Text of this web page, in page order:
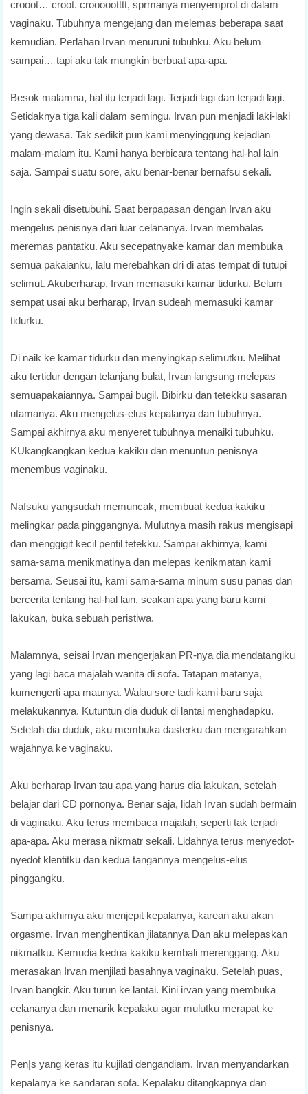
crooot… croot. croooootttt, sprmanya menyemprot di dalam
vaginaku. Tubuhnya mengejang dan melemas beberapa saat
kemudian. Perlahan Irvan menuruni tubuhku. Aku belum
sampai… tapi aku tak mungkin berbuat apa-apa.
Besok malamna, hal itu terjadi lagi. Terjadi lagi dan terjadi lagi.
Setidaknya tiga kali dalam semingu. Irvan pun menjadi laki-laki
yang dewasa. Tak sedikit pun kami menyinggung kejadian
malam-malam itu. Kami hanya berbicara tentang hal-hal lain
saja. Sampai suatu sore, aku benar-benar bernafsu sekali.
Ingin sekali disetubuhi. Saat berpapasan dengan Irvan aku
mengelus penisnya dari luar celananya. Irvan membalas
meremas pantatku. Aku secepatnyake kamar dan membuka
semua pakaianku, lalu merebahkan dri di atas tempat di tutupi
selimut. Akuberharap, Irvan memasuki kamar tidurku. Belum
sempat usai aku berharap, Irvan sudeah memasuki kamar
tidurku.
Di naik ke kamar tidurku dan menyingkap selimutku. Melihat
aku tertidur dengan telanjang bulat, Irvan langsung melepas
semuapakaiannya. Sampai bugil. Bibirku dan tetekku sasaran
utamanya. Aku mengelus-elus kepalanya dan tubuhnya.
Sampai akhirnya aku menyeret tubuhnya menaiki tubuhku.
KUkangkangkan kedua kakiku dan menuntun penisnya
menembus vaginaku.
Nafsuku yangsudah memuncak, membuat kedua kakiku
melingkar pada pinggangnya. Mulutnya masih rakus mengisapi
dan menggigit kecil pentil tetekku. Sampai akhirnya, kami
sama-sama menikmatinya dan melepas kenikmatan kami
bersama. Seusai itu, kami sama-sama minum susu panas dan
bercerita tentang hal-hal lain, seakan apa yang baru kami
lakukan, buka sebuah peristiwa.
Malamnya, seisai Irvan mengerjakan PR-nya dia mendatangiku
yang lagi baca majalah wanita di sofa. Tatapan matanya,
kumengerti apa maunya. Walau sore tadi kami baru saja
melakukannya. Kutuntun dia duduk di lantai menghadapku.
Setelah dia duduk, aku membuka dasterku dan mengarahkan
wajahnya ke vaginaku.
Aku berharap Irvan tau apa yang harus dia lakukan, setelah
belajar dari CD pornonya. Benar saja, lidah Irvan sudah bermain
di vaginaku. Aku terus membaca majalah, seperti tak terjadi
apa-apa. Aku merasa nikmatr sekali. Lidahnya terus menyedot-
nyedot klentitku dan kedua tangannya mengelus-elus
pinggangku.
Sampa akhirnya aku menjepit kepalanya, karean aku akan
orgasme. Irvan menghentikan jilatannya Dan aku melepaskan
nikmatku. Kemudia kedua kakiku kembali merenggang. Aku
merasakan Irvan menjilati basahnya vaginaku. Setelah puas,
Irvan bangkir. Aku turun ke lantai. Kini irvan yang membuka
celananya dan menarik kepalaku agar mulutku merapat ke
penisnya.
Pen|s yang keras itu kujilati dengandiam. Irvan menyandarkan
kepalanya ke sandaran sofa. Kepalaku ditangkapnya dan